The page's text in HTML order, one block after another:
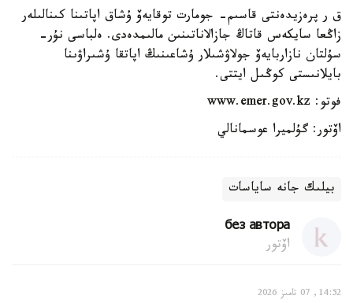
ق ر پرەزيدەنتى قاسىم- جومارت توقايەۆ ۇشاق اپاتىنا كىنالىلەر
زاڭعا سايكەس قاتاڭ جازالاناتىنىن مالىمدەدى. ەلباسى نۇر-
سۇلتان نازاربايەۆ جولاۋشىلار ۇشاعىنىڭ اپاتقا ۇشىراۋىنا
بايلانىستى كوڭىل ايتتى.
فوتو: www.emer.gov.kz
اۆتور: گۇلميرا عوسمانالي
بيلىك جانە ساياسات
без автора
اۆتور
14:52, 07 تامىز 2026